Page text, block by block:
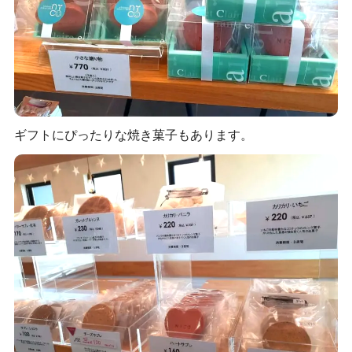
ギフトにぴったりな焼き菓子もあります。